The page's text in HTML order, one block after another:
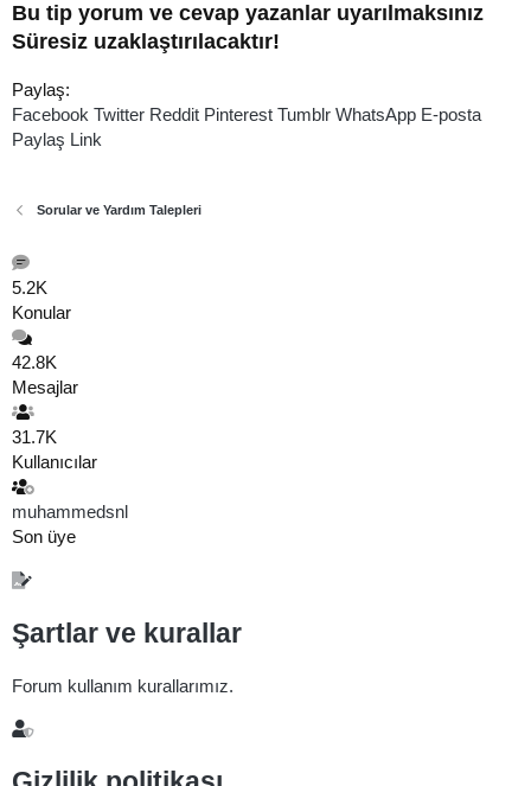
Bu tip yorum ve cevap yazanlar uyarılmaksınız
Süresiz uzaklaştırılacaktır!
Paylaş:
Facebook Twitter Reddit Pinterest Tumblr WhatsApp E-posta
Paylaş Link
Sorular ve Yardım Talepleri
5.2K
Konular
42.8K
Mesajlar
31.7K
Kullanıcılar
muhammedsnl
Son üye
Şartlar ve kurallar
Forum kullanım kurallarımız.